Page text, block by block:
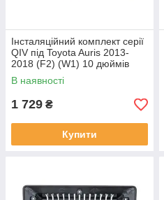
Інсталяційний комплект серії
QIV під Toyota Auris 2013-
2018 (F2) (W1) 10 дюймів
В наявності
1 729 ₴
Купити